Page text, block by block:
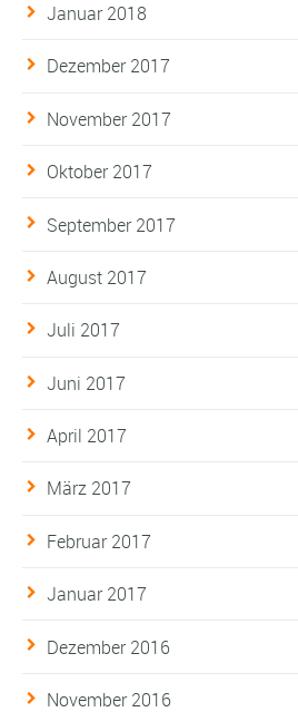
Januar 2018
Dezember 2017
November 2017
Oktober 2017
September 2017
August 2017
Juli 2017
Juni 2017
April 2017
März 2017
Februar 2017
Januar 2017
Dezember 2016
November 2016